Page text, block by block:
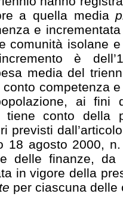
a quella media
e
comunità isolane
è
media del
competenza
ai fini
conto della
previsti
18 agosto 2000,
e delle finanze,
in vigore della
per ciascuna delle